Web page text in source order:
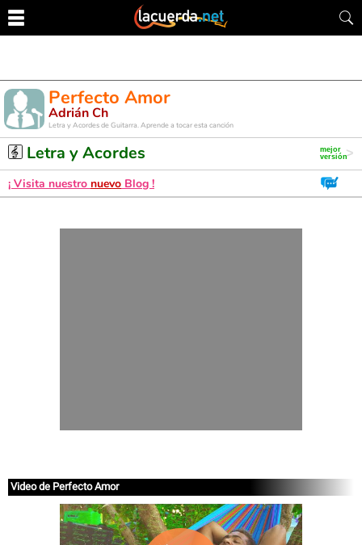
Perfecto Amor
Adrián Ch
Letra y Acordes de Guitarra. Aprende a tocar esta canción
Letra y Acordes
¡ Visita nuestro nuevo Blog !
Video de Perfecto Amor